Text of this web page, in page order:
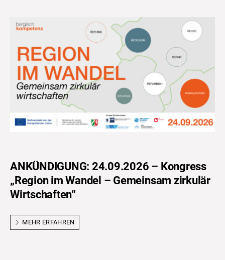
ANKÜNDIGUNG: 24.09.2026 – Kongress
„Region im Wandel – Gemeinsam zirkulär
Wirtschaften“
MEHR ERFAHREN